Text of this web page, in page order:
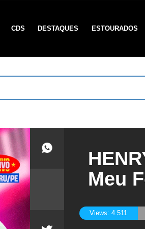
CDS DESTAQUES ESTOURADOS
Meu
Views: 4.511